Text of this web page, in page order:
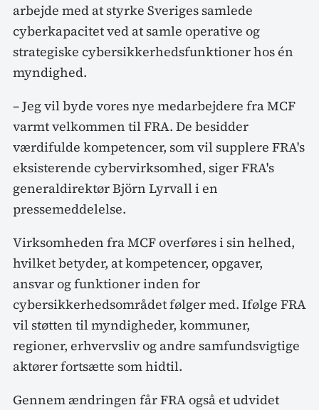
arbejde med at styrke Sveriges samlede
cyberkapacitet ved at samle operative og
strategiske cybersikkerhedsfunktioner hos én
myndighed.
– Jeg vil byde vores nye medarbejdere fra MCF
varmt velkommen til FRA. De besidder
værdifulde kompetencer, som vil supplere FRA's
eksisterende cybervirksomhed, siger FRA's
generaldirektør Björn Lyrvall i en
pressemeddelelse.
Virksomheden fra MCF overføres i sin helhed,
hvilket betyder, at kompetencer, opgaver,
ansvar og funktioner inden for
cybersikkerhedsområdet følger med. Ifølge FRA
vil støtten til myndigheder, kommuner,
regioner, erhvervsliv og andre samfundsvigtige
aktører fortsætte som hidtil.
Gennem ændringen får FRA også et udvidet